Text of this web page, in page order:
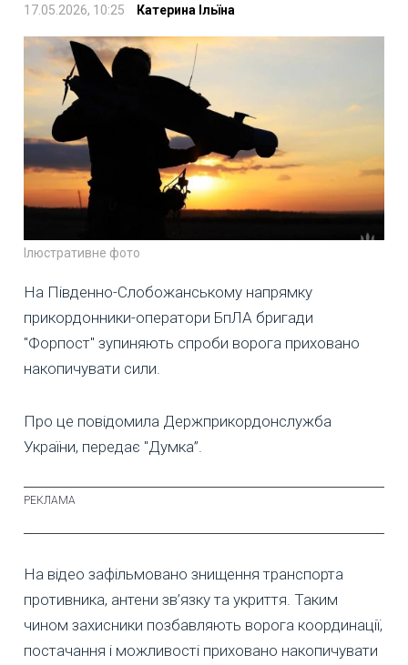
17.05.2026, 10:25 Катерина Ільїна
Ілюстративне фото
На Південно-Слобожанському напрямку
прикордонники-оператори БпЛА бригади
"Форпост" зупиняють спроби ворога приховано
накопичувати сили.
Про це повідомила Держприкордонслужба
України, передає "Думка”.
На відео зафільмовано знищення транспорта
противника, антени зв’язку та укриття. Таким
чином захисники позбавляють ворога координації,
постачання і можливості приховано накопичувати